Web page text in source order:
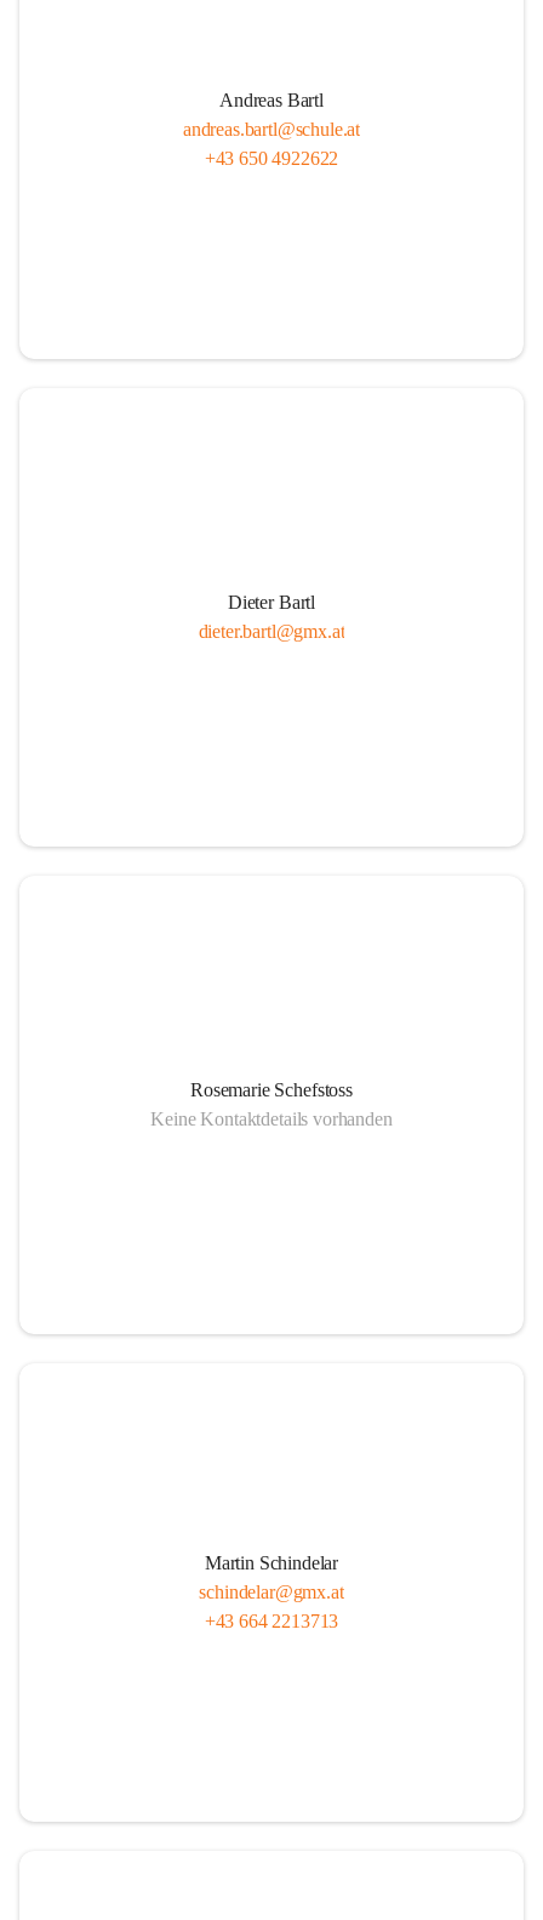
Andreas Bartl
andreas.bartl@schule.at
+43 650 4922622
Dieter Bartl
dieter.bartl@gmx.at
Rosemarie Schefstoss
Keine Kontaktdetails vorhanden
Martin Schindelar
schindelar@gmx.at
+43 664 2213713